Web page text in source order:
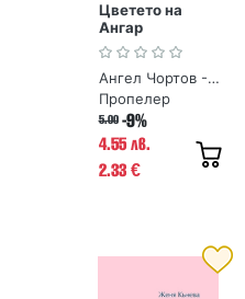
Цветето на
Ангар
Ангел Чортов - Ангар
Пропелер
5.00 -9%
4.55 лв.
2.33 €